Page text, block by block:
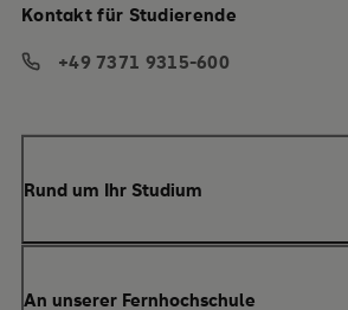
Rund um Ihr Studium
An unserer Fernhochschule
Kontakt für Studierende
+49 7371 9315-600